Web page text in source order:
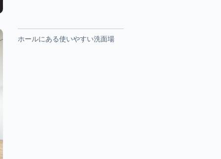
ホールにある使いやすい洗面場